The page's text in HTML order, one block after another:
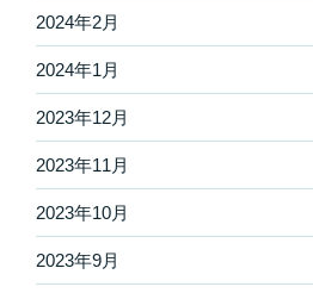
2024年2月
2024年1月
2023年12月
2023年11月
2023年10月
2023年9月